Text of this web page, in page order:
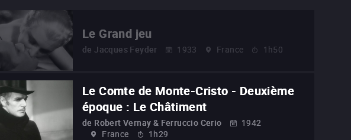
Le Grand jeu
de Jacques Feyder 1933 France 1h50
Le Comte de Monte-Cristo - Deuxième
époque : Le Châtiment
de Robert Vernay & Ferruccio Cerio
1942
France
1h29